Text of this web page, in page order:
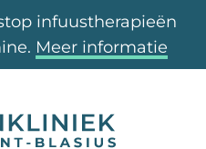
infuustherapieën
Meer informatie